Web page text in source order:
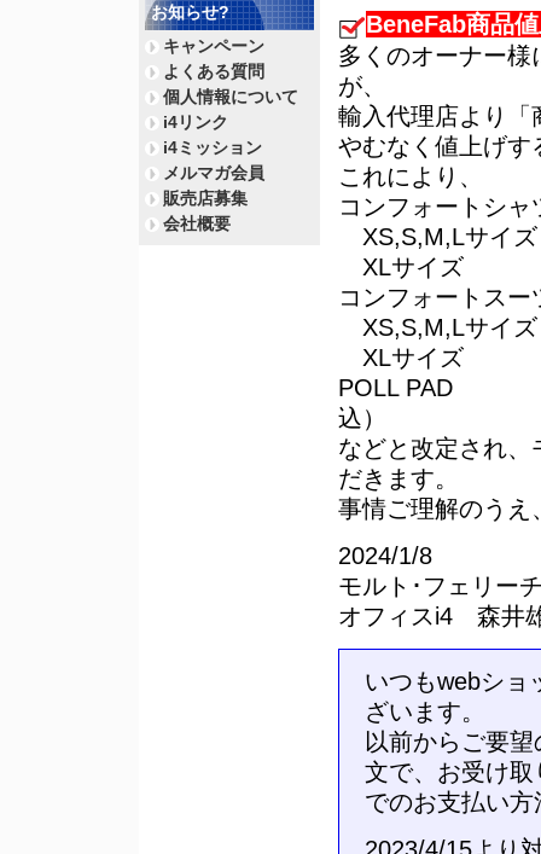
BeneFab商品
多くのオーナー様
が、
輸入代理店より「
やむなく値上げす
これにより、
コンフォートシャ
XS,S,M,Lサイ
XLサイズ
コンフォートスー
XS,S,M,Lサイ
XLサイズ
POLL PAD
込）
などと改定され、
だきます。
事情ご理解のうえ
2024/1/8
モルト･フェリー
オフィスi4 森井
いつもwebショ
ざいます。
以前からご要
文で、お受け
でのお支払い
2023/4/15より
お知らせ?
キャンペーン
よくある質問
個人情報について
i4リンク
i4ミッション
メルマガ会員
販売店募集
会社概要